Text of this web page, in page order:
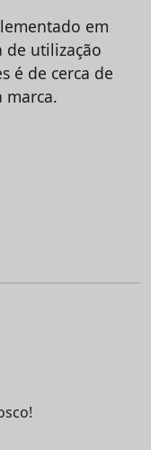
em
de utilização
é de cerca de
marca.